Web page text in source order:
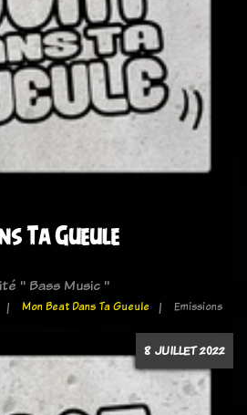
Ta Gueule
" Bass Music "
Mon Beat Dans Ta Gueule Emissions
8 JUILLET 2022